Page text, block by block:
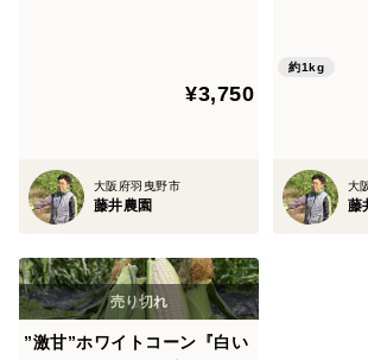
¥3,750
大阪府羽曳野市
藤井農園
約1kg
大
藤
”激甘”ホワイトコーン『白い